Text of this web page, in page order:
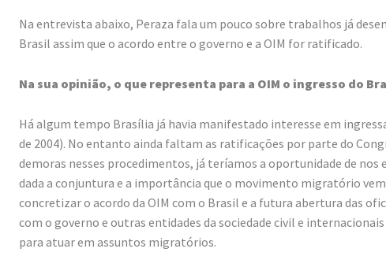
Na entrevista abaixo, Peraza fala um pouco sobre trabalhos já
Brasil assim que o acordo entre o governo e a OIM for ratificado.
Na sua opinião, o que representa para a OIM o ingresso do
Há algum tempo Brasília já havia manifestado interesse em
de 2004). No entanto ainda faltam as ratificações por parte do
demoras nesses procedimentos, já teríamos a oportunidade de
dada a conjuntura e a importância que o movimento migratório
concretizar o acordo da OIM com o Brasil e a futura abertura das
com o governo e outras entidades da sociedade civil e
para atuar em assuntos migratórios.